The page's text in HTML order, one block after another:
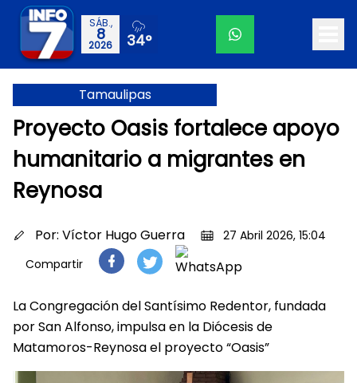
SÁB.,
8
2026 34°
Tamaulipas
Proyecto Oasis fortalece apoyo
humanitario a migrantes en
Reynosa
Por: Víctor Hugo Guerra
27 Abril 2026, 15:04
Compartir
La Congregación del Santísimo Redentor, fundada
por San Alfonso, impulsa en la Diócesis de
Matamoros-Reynosa el proyecto “Oasis”